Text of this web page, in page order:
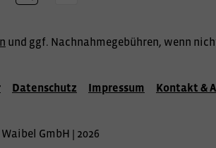
und ggf. Nachnahmegebühren, wenn
Datenschutz Impressum Kontakt &
Waibel GmbH | 2026